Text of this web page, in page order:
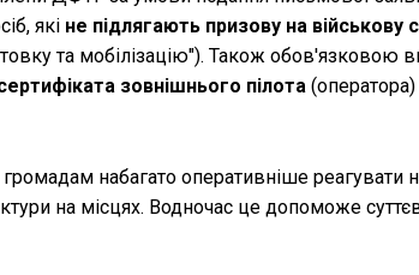
які не підлягають призову на військову
та мобілізацію"). Також обов'язковою
зовнішнього пілота
набагато оперативніше реагувати
на місцях. Водночас це допоможе